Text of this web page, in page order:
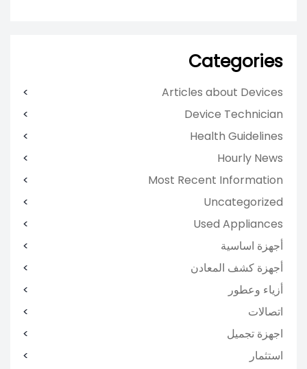
Categories
Articles about Devices
Device Technician
Health Guidelines
Hourly News
Most Recent Information
Uncategorized
Used Appliances
أجهزة اساسية
أجهزة كشف المعادن
أزياء وعطور
اتصالات
اجهزة تجميل
استثمار